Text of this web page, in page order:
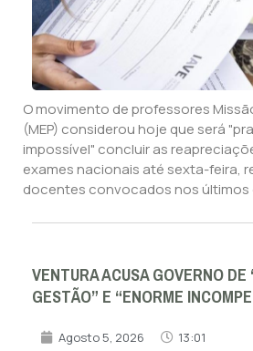
O movimento de professores
(MEP) considerou hoje que será
impossível" concluir as
exames nacionais até sexta-feira,
docentes convocados nos últimos
VENTURA ACUSA GOVERNO
GESTÃO” E “ENORME
Agosto 5, 2026 13:01